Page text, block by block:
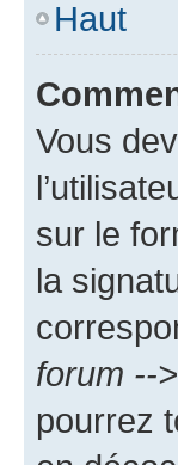
Haut
Vous
sur le
la
forum --
pourrez